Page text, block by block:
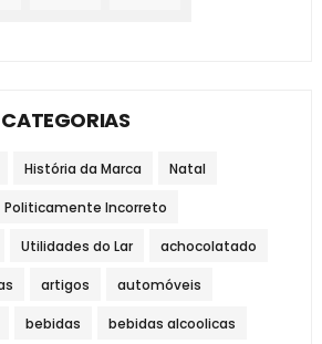
CATEGORIAS
História da Marca Natal
Politicamente Incorreto
Utilidades do Lar achocolatado
artigos automóveis
bebidas bebidas alcoolicas